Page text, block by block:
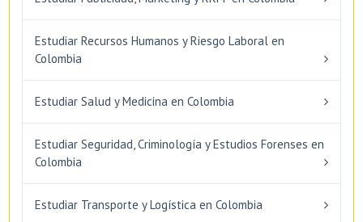
Estudiar Recursos Humanos y Riesgo Laboral en
Colombia
Estudiar Salud y Medicina en Colombia
Estudiar Seguridad, Criminología y Estudios Forenses en
Colombia
Estudiar Transporte y Logística en Colombia